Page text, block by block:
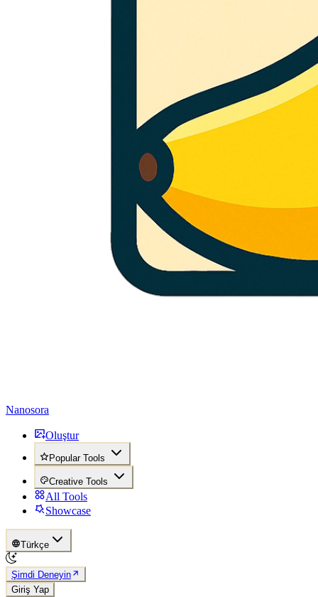
Nanosora
Oluştur
Popular Tools
Creative Tools
All Tools
Showcase
Türkçe
Şimdi Deneyin
Giriş Yap